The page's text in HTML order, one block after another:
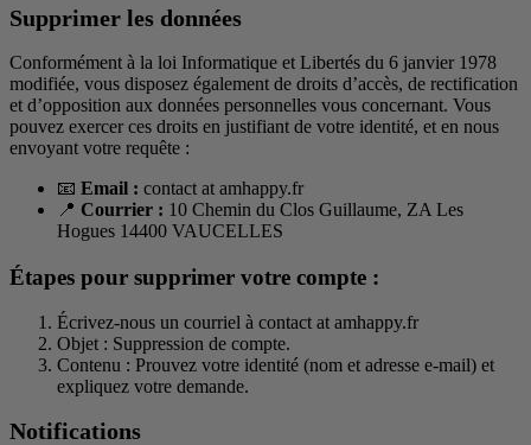
Supprimer les données
Conformément à la loi Informatique et Libertés du 6 janvier 1978
modifiée, vous disposez également de droits d’accès, de rectification
et d’opposition aux données personnelles vous concernant. Vous
pouvez exercer ces droits en justifiant de votre identité, et en nous
envoyant votre requête :
📧 Email : contact at amhappy.fr
📍 Courrier : 10 Chemin du Clos Guillaume, ZA Les
Hogues 14400 VAUCELLES
Étapes pour supprimer votre compte :
Écrivez-nous un courriel à contact at amhappy.fr
Objet : Suppression de compte.
Contenu : Prouvez votre identité (nom et adresse e-mail) et
expliquez votre demande.
Notifications